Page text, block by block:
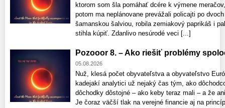
ktorom som šla pomáhať dcére k výmene
potom ma neplánovane prevážali policajti po
šamanskou šalviou, robila zemiakový paprikáš i
stihla kúpiť. Zdanlivo nesúrodé veci [...]
Pozooor 8. – Ako riešiť problémy
05.08.2026
Nuž, klesá počet obyvateľstva a obyvateľstvo
kadejakí analytici už nejaký čas tým, ako
dôchodky dôstojné – ako keby teraz mali – a že
Je čoraz väčší tlak na verejné financie aj na